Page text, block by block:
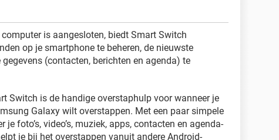
is aangesloten, biedt Smart Switch
op je smartphone te beheren, de nieuwste
(contacten, berichten en agenda) te
Switch is de handige overstaphulp voor wanneer je
Galaxy wilt overstappen. Met een paar simpele
foto’s, video’s, muziek, apps, contacten en agenda-
je bij het overstappen vanuit andere Android-